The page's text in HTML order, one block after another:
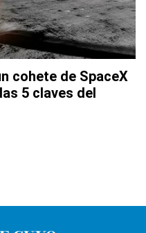
cohete de SpaceX
5 claves del